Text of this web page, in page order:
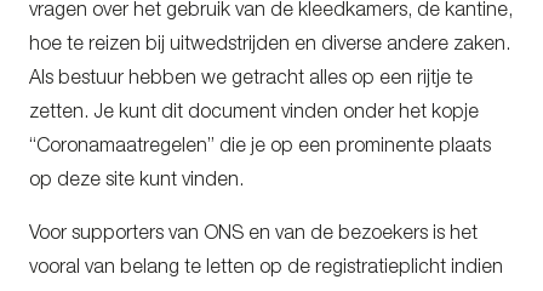
vragen over het gebruik van de kleedkamers, de kantine,
hoe te reizen bij uitwedstrijden en diverse andere zaken.
Als bestuur hebben we getracht alles op een rijtje te
zetten. Je kunt dit document vinden onder het kopje
“Coronamaatregelen” die je op een prominente plaats
op deze site kunt vinden.
Voor supporters van ONS en van de bezoekers is het
vooral van belang te letten op de registratieplicht indien